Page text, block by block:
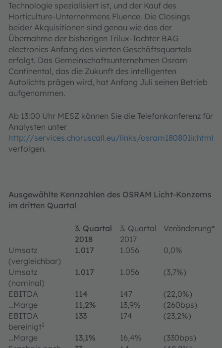
Technologie spezialisiert ist, und der Kauf des
Horticulture-Unternehmens Fluence. Die Closings
beider Akquisitionen sind genau wie das der
Übernahme der bisherigen Trilux-Tochter BAG
electronics Anfang des vierten Geschäftsquartals
erfolgt. Das Gemeinschaftsunternehmen Osram
Continental, das die Zukunft des intelligenten
Autolichts prägen wird, hat Anfang Juli seinen Betrieb
aufgenommen.
Ab 13:00 Uhr MESZ können Sie die Telefonkonferenz für
Analysten unter
http://services.choruscall.eu/links/osram180801ir.html
verfolgen.
Ausgewählte Kennzahlen des OSRAM Licht-Konzerns
im dritten Quartal
3. Quartal
2018
3. Quartal
2017
Veränderung*
Umsatz
(vergleichbar)
1.017 1.056 0,0%
Umsatz
(nominal)
1.017 1.056 (3,7%)
EBITDA 114 147
(22,0%)
…Marge
11,2% 13,9%
(260bps)
EBITDA
bereinigt1
133 174 (23,2%)
…Marge 13,1% 16,4%
(330bps)